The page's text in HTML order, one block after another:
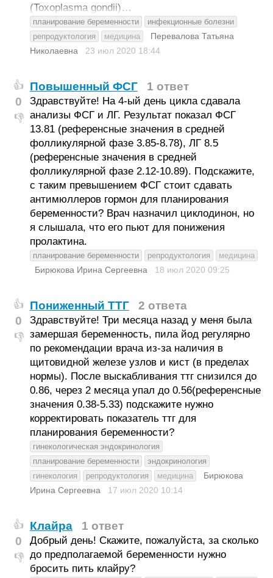
(Toxoplasma gondii)…
планирование беременности
инфекционные болезни
репродуктология
медицина
Перевалова Татьяна
Николаевна
23 июл 2020 18:44
👍
0
👎
Повышенный ФСГ 1 ответ
Здравствуйте! На 4-ый день цикла сдавала
анализы ФСГ и ЛГ. Результат показал ФСГ
13.81 (референсные значения в средней
фолликулярной фазе 3.85-8.78), ЛГ 8.5
(референсные значения в средней
фолликулярной фазе 2.12-10.89). Подскажите,
с таким превышением ФСГ стоит сдавать
антимюллеров гормон для планирования
беременности? Врач назначил циклодинон, но
я слышала, что его пьют для понижения
пролактина.
планирование беременности репродуктология медицина
Бирюкова Ирина Сергеевна 18 июл 2020 09:25
👍
0
👎
Пониженный ТТГ 2 ответа
Здравствуйте! Три месяца назад у меня была
замершая беременность, пила йод регулярно
по рекомендации врача из-за наличия в
щитовидной железе узлов и кист (в пределах
нормы). После выскабливания ттг снизился до
0.86, через 2 месяца упал до 0.56(референсные
значения 0.38-5.33) подскажите нужно
корректировать показатель ттг для
планирования беременности?
гинекологическая эндокринология
планирование беременности
эндокринология
гинекология
репродуктология медицина
Бирюкова
Ирина Сергеевна
17 июл 2020 10:14
👍
0
👎
Клайра 1 ответ
Добрый день! Скажите, пожалуйста, за сколько
до предполагаемой беременности нужно
бросить пить клайру?